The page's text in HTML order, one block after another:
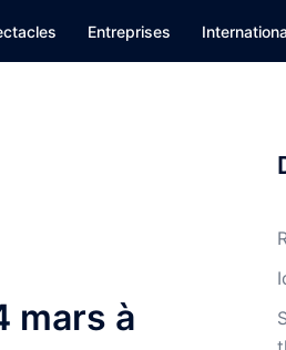
Entreprises
mars à